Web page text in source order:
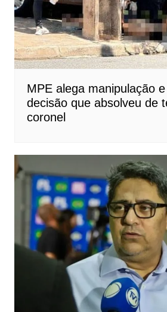
MPE alega manipulação
decisão que absolveu de
coronel